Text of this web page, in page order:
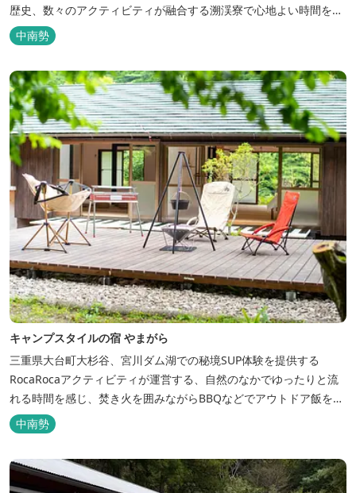
歴史、数々のアクティビティが融合する溯渓寮で心地よい時間をお
過ごしください。 溯渓寮A棟は、22㎡の広々としたLDKを有する清
潔な宿泊棟です。大きな窓からは四季折々の美しい風景を眺望で
き、夏場はウッドデッキ、冬場は薪ストーブと、季節を感じながら
の滞在が可能です。落ち...
中南勢
キャンプスタイルの宿 やまがら
三重県大台町大杉谷、宮川ダム湖での秘境SUP体験を提供する
RocaRocaアクティビティが運営する、自然のなかでゆったりと流
れる時間を感じ、焚き火を囲みながらBBQなどでアウトドア飯を愉
しめる宿。 ベッドルーム以外でも、満点の星空を眺めながらテント
を張って寝ることもできるキャンプスタイルでおもいおもいのひと
時をお過ごしください。 2023年6月よりペット可となりました。
中南勢